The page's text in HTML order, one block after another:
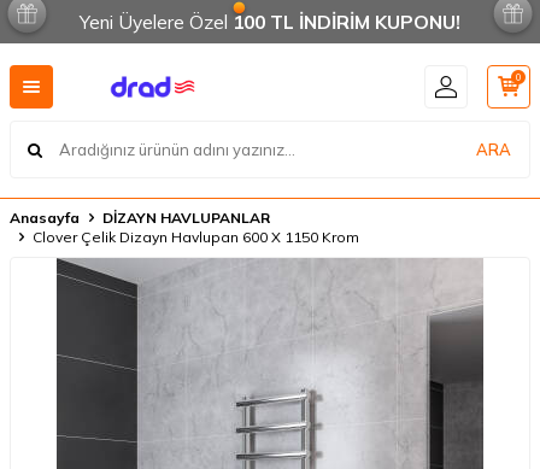
Yeni Üyelere Özel 100 TL İNDİRİM KUPONU!
ARA
0
Anasayfa
DİZAYN HAVLUPANLAR
Clover Çelik Dizayn Havlupan 600 X 1150 Krom